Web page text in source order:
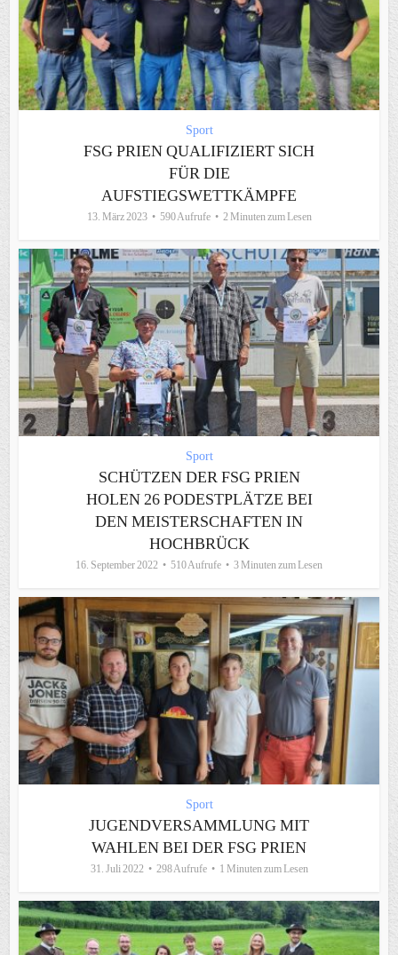
Sport
FSG PRIEN QUALIFIZIERT SICH
FÜR DIE
AUFSTIEGSWETTKÄMPFE
13. März 2023 590 Aufrufe 2 Minuten zum Lesen
Sport
SCHÜTZEN DER FSG PRIEN
HOLEN 26 PODESTPLÄTZE BEI
DEN MEISTERSCHAFTEN IN
HOCHBRÜCK
16. September 2022 510 Aufrufe 3 Minuten zum Lesen
Sport
JUGENDVERSAMMLUNG MIT
WAHLEN BEI DER FSG PRIEN
31. Juli 2022 298 Aufrufe 1 Minuten zum Lesen